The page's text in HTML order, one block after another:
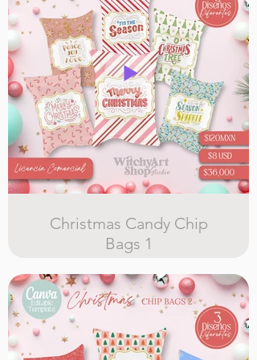
plantilla, cambiar tamaños, texto
fuentes
Christmas Candy Chip
Bags 1
hacer Candy bags, con licencia
comercial